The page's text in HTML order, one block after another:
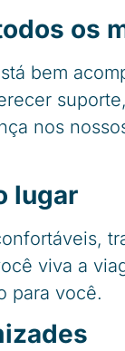
os
bem
nos
lugar
viva a
para você.